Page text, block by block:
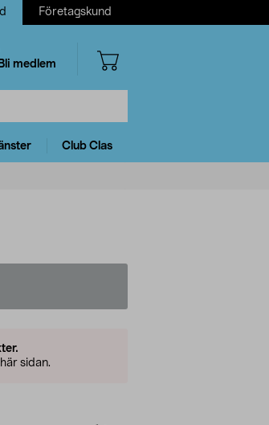
Företagskund
medlem
Club Clas
sidan.